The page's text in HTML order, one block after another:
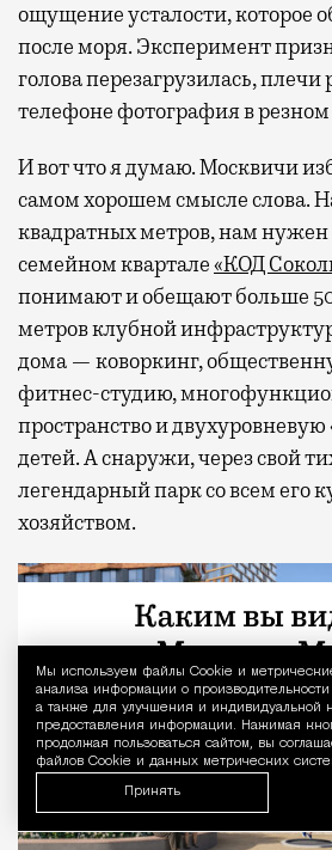
Мы используем файлы Сookie и
анализа информации о
а также для улучшения и индивидуальной
предоставления информации. Нажимая
продолжая пользоваться сайтом, вы
файлов Cookie и данных метрических
Принять
ощущение усталости, которое
после моря. Эксперимент
голова перезагрузилась, плечи
телефоне фотография в резном
И вот что я думаю. Москвичи
самом хорошем смысле слова.
квадратных метров, нам нужен
семейном квартале«КОД
понимают и обещают больше
метров клубной
дома — коворкинг,
фитнес-студию,
пространство и
детей. А снаружи, через свой
легендарный парк со всем его
хозяйством.